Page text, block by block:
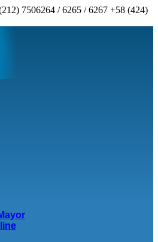
7506264 / 6265 / 6267 +58 (424)